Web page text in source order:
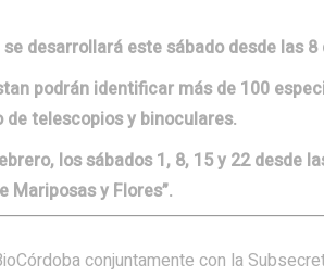
desarrollará este sábado desde las 8
podrán identificar más de 100
de telescopios y binoculares.
los sábados 1, 8, 15 y 22 desde
Mariposas y Flores”.
conjuntamente con la